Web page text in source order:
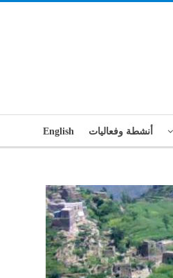
أنشطة وفعاليات English